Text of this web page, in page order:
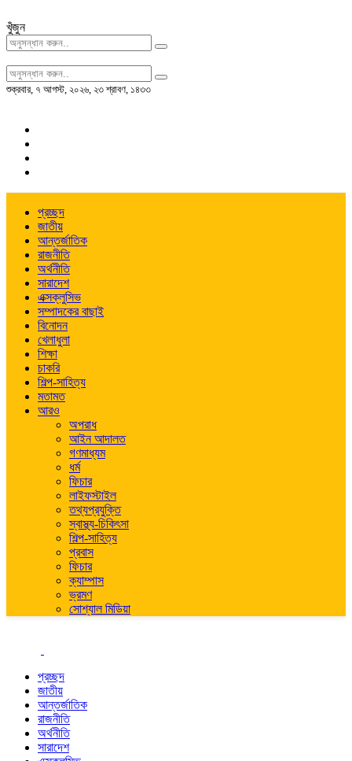
খুঁজুন
শুক্রবার, ৭ আগস্ট, ২০২৬, ২৩ শ্রাবণ, ১৪৩৩
প্রচ্ছদ
জাতীয়
আন্তর্জাতিক
রাজনীতি
অর্থনীতি
সারাদেশ
এক্সক্লুসিভ
সম্পাদকের বাছাই
বিনোদন
খেলাধুলা
শিক্ষা
চাকরি
শিল্প-সাহিত্য
মতামত
আরও
অপরাধ
আইন আদালত
গণমাধ্যম
ধর্ম
ফিচার
লাইফস্টাইল
তথ্যপ্রযুক্তি
স্বাস্থ্য-চিকিৎসা
শিল্প-সাহিত্য
প্রবাস
ফিচার
ক্যাম্পাস
ভ্রমণ
সোশ্যাল মিডিয়া
প্রচ্ছদ
জাতীয়
আন্তর্জাতিক
রাজনীতি
অর্থনীতি
সারাদেশ